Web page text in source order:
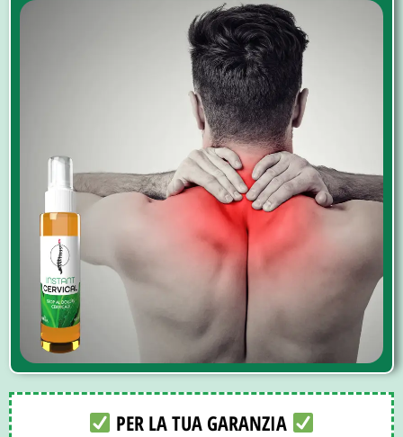
PER LA TUA GARANZIA